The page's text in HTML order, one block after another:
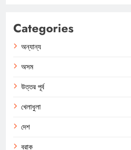
Categories
অন্যান্য
অসম
উত্তর পূর্ব
খেলাধুলা
দেশ
বরাক